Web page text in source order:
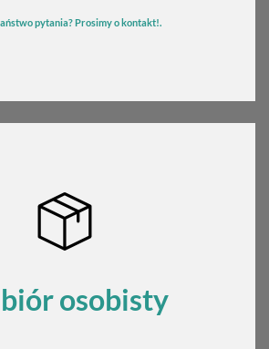
pytania? Prosimy o kontakt!.
osobisty